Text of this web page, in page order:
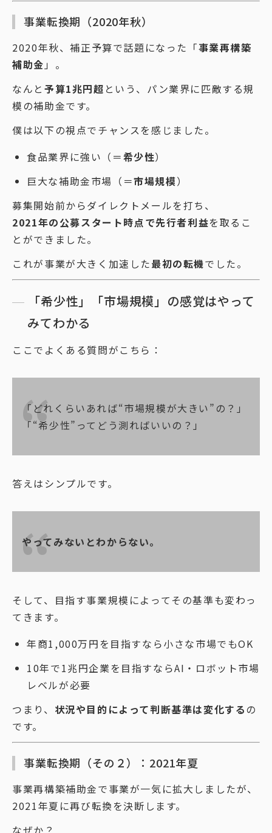
事業転換期（2020年秋）
2020年秋、補正予算で話題になった「事業再構築
補助金 」。
なんと 予算1兆円超 という、パン業界に匹敵する規
模の補助金です。
僕は以下の視点でチャンスを感じました。
食品業界に強い（＝希少性）
巨大な補助金市場（＝市場規模）
募集開始前からダイレクトメールを打ち、
2021年の公募スタート時点で先行者利益を取るこ
とができました。
これが事業が大きく加速した最初の転機でした。
「希少性」「市場規模」の感覚はやって
みてわかる
ここでよくある質問がこちら：
「どれくらいあれば“市場規模が大きい”の？」
「“希少性”ってどう測ればいいの？」
答えはシンプルです。
やってみないとわからない。
そして、目指す事業規模によってその基準も変わっ
てきます。
年商1,000万円を目指すなら小さな市場でもOK
10年で1兆円企業を目指すならAI・ロボット市場
レベルが必要
つまり、 状況や目的によって判断基準は変化するの
です。
事業転換期（その２）：2021年夏
事業再構築補助金で事業が一気に拡大しましたが、
2021年夏に再び転換を決断します。